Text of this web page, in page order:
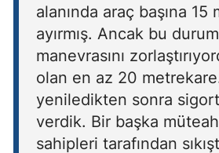
alanında araç başına
ayırmış. Ancak bu
manevrasını
olan en az 20
yeniledikten sonra
verdik. Bir başka
sahipleri tarafından